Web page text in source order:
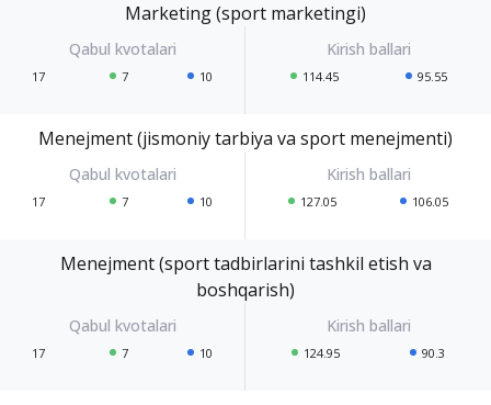
Marketing (sport marketingi)
17 7 10 114.45 95.55
Menejment (jismoniy tarbiya va sport menejmenti)
17 7 10 127.05 106.05
Menejment (sport tadbirlarini tashkil etish va
boshqarish)
17 7 10 124.95 90.3